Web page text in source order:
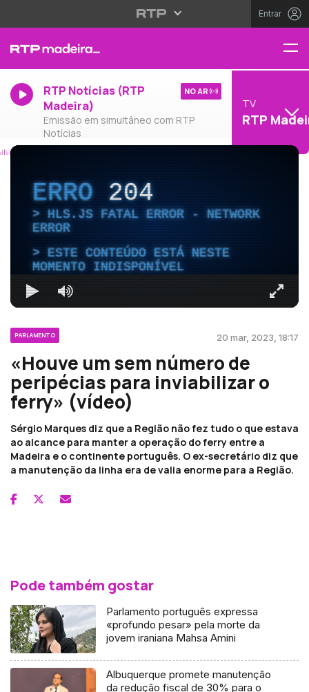
Entrar
RTP Notícias (RTP
Madeira)
Emissão em simultâneo com RTP
Notícias
NO AR
TV
RTP
ERRO204
HLS.JS FATAL ERROR - NETWORK
ERROR
ESTE CONTEÚDO ESTÁ NESTE
MOMENTO INDISPONÍVEL
PARLAMENTO 20 mar, 2023, 18:17
«Houve um sem número de
peripécias para inviabilizar o
ferry» (vídeo)
Sérgio Marques diz que a Região não fez tudo o que estava
ao alcance para manter a operação do ferry entre a
Madeira e o continente português. O ex-secretário diz que
a manutenção da linha era de valia enorme para a Região.
Pode também gostar
Parlamento português expressa
«profundo pesar» pela morte da
jovem iraniana Mahsa Amini
Albuquerque promete manutenção
da redução fiscal de 30% para o